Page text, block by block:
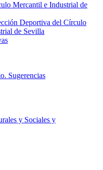
Mercantil e Industrial de
Deportiva del Círculo
de Sevilla
Sugerencias
y Sociales y